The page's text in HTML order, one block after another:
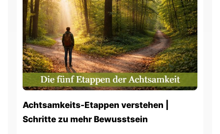
Achtsamkeits-Etappen verstehen |
Schritte zu mehr Bewusstsein